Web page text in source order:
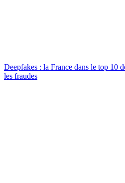
Deepfakes : la France dans le top 10
les fraudes